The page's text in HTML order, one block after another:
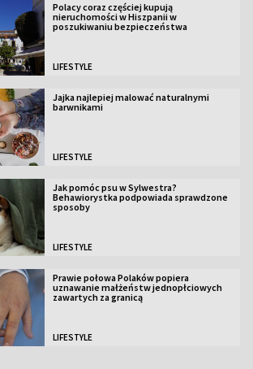
Polacy coraz częściej kupują
nieruchomości w Hiszpanii w
poszukiwaniu bezpieczeństwa
LIFESTYLE
Jajka najlepiej malować naturalnymi
barwnikami
LIFESTYLE
Jak pomóc psu w Sylwestra?
Behawiorystka podpowiada sprawdzone
sposoby
LIFESTYLE
Prawie połowa Polaków popiera
uznawanie małżeństw jednopłciowych
zawartych za granicą
LIFESTYLE